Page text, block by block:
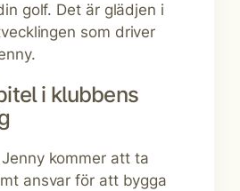
golf. Det är glädjen i
som driver
i klubbens
kommer att ta
ansvar för att bygga